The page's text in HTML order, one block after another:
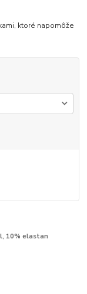
ktoré napomôže
10% elastan